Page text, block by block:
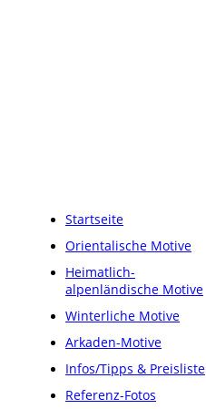
Startseite
Orientalische Motive
Heimatlich-
alpenländische Motive
Winterliche Motive
Arkaden-Motive
Infos/Tipps & Preisliste
Referenz-Fotos